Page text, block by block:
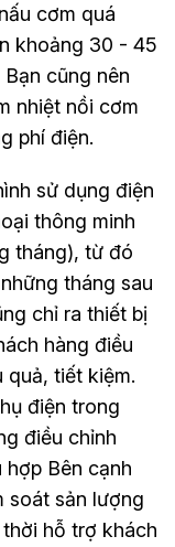
cơm quá
khoảng 30 - 45
cũng nên
nhiệt nồi cơm
phí điện.
sử dụng điện
thông minh
tháng), từ đó
tháng sau
chỉ ra thiết bị
hàng điều
quả, tiết kiệm.
điện trong
điều chỉnh
Bên cạnh
soát sản lượng
hỗ trợ khách